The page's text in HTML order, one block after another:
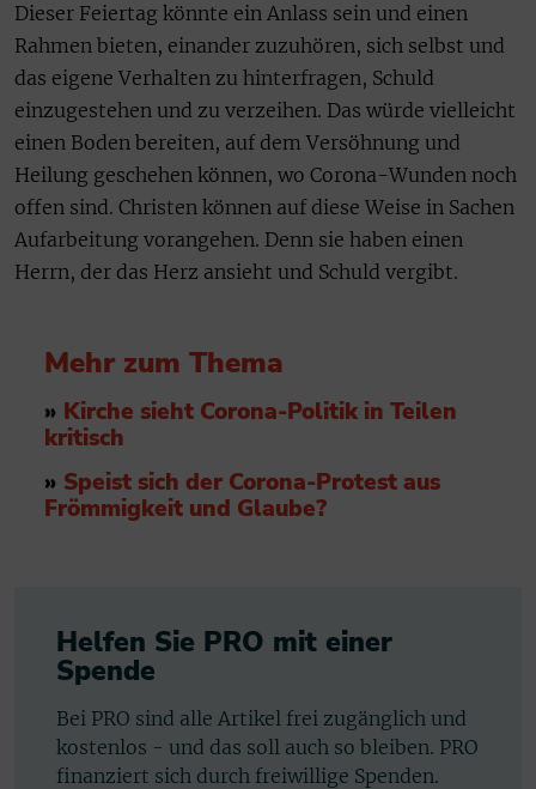
Dieser Feiertag könnte ein Anlass sein und einen
Rahmen bieten, einander zuzuhören, sich selbst und
das eigene Verhalten zu hinterfragen, Schuld
einzugestehen und zu verzeihen. Das würde vielleicht
einen Boden bereiten, auf dem Versöhnung und
Heilung geschehen können, wo Corona-Wunden noch
offen sind. Christen können auf diese Weise in Sachen
Aufarbeitung vorangehen. Denn sie haben einen
Herrn, der das Herz ansieht und Schuld vergibt.
Mehr zum Thema
» Kirche sieht Corona-Politik in Teilen
kritisch
» Speist sich der Corona-Protest aus
Frömmigkeit und Glaube?
Helfen Sie PRO mit einer
Spende
Bei PRO sind alle Artikel frei zugänglich und
kostenlos - und das soll auch so bleiben. PRO
finanziert sich durch freiwillige Spenden.